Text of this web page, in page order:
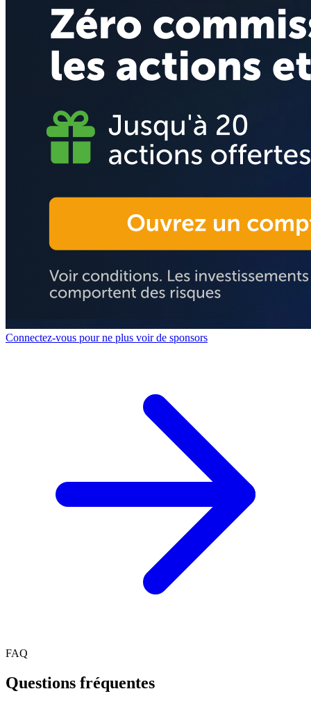
Connectez-vous pour ne plus voir de sponsors
FAQ
Questions fréquentes